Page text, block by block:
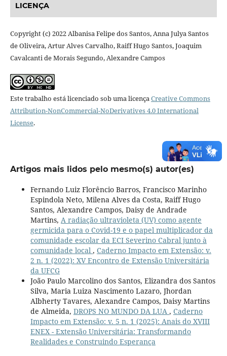
LICENÇA
Copyright (c) 2022 Albanisa Felipe dos Santos, Anna Julya Santos
de Oliveira, Artur Alves Carvalho, Raiff Hugo Santos, Joaquim
Cavalcanti de Morais Segundo, Alexandre Campos
Este trabalho está licenciado sob uma licençaCreative Commons
Attribution-NonCommercial-NoDerivatives 4.0 International
License.
Artigos mais lidos pelo mesmo(s) autor(es)
Fernando Luiz Florêncio Barros, Francisco Marinho
Espindola Neto, Milena Alves da Costa, Raiff Hugo
Santos, Alexandre Campos, Daisy de Andrade
Martins, A radiação ultravioleta (UV) como agente
germicida para o Covid-19 e o papel multiplicador da
comunidade escolar da ECI Severino Cabral junto à
comunidade local , Caderno Impacto em Extensão: v.
2 n. 1 (2022): XV Encontro de Extensão Universitária
da UFCG
João Paulo Marcolino dos Santos, Elizandra dos Santos
Silva, Maria Luiza Nascimento Lazaro, Jhordan
Albherty Tavares, Alexandre Campos, Daisy Martins
de Almeida, DROPS NO MUNDO DA LUA , Caderno
Impacto em Extensão: v. 5 n. 1 (2025): Anais do XVIII
ENEX - Extensão Universitária: Transformando
Realidades e Construindo Esperança